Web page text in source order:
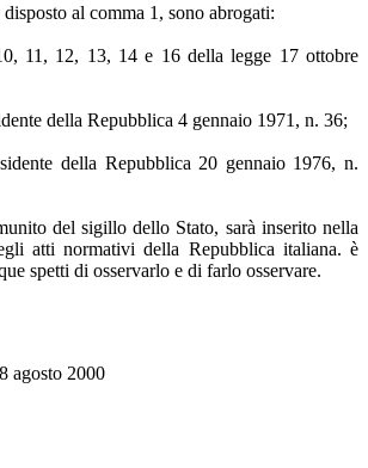
al comma 1, sono abrogati:
11, 12, 13, 14 e 16 della legge 17 ottobre
della Repubblica 4 gennaio 1971, n. 36;
della Repubblica 20 gennaio 1976, n.
del sigillo dello Stato, sarà inserito nella
atti normativi della Repubblica italiana. è
spetti di osservarlo e di farlo osservare.
agosto 2000